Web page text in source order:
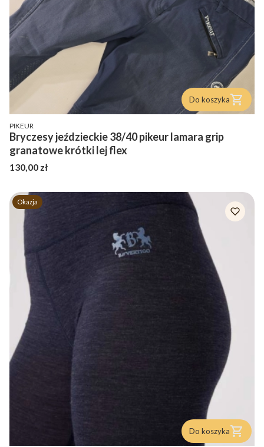
Do koszyka
PRODUCENT
PIKEUR
Bryczesy jeździeckie 38/40 pikeur lamara grip
granatowe krótki lej flex
Cena
130,00 zł
Okazja
Do koszyka